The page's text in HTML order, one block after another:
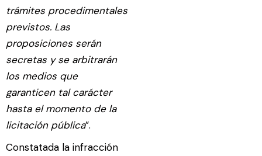
trámites procedimentales
previstos. Las
proposiciones serán
secretas y se arbitrarán
los medios que
garanticen tal carácter
hasta el momento de la
licitación pública”.
Constatada la infracción